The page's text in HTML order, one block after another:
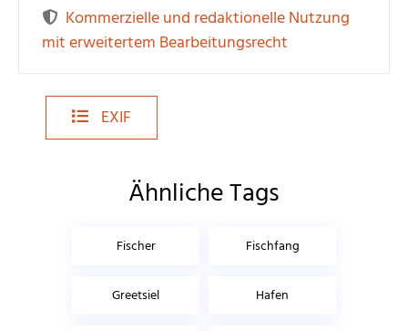
Kommerzielle und redaktionelle Nutzung
mit erweitertem Bearbeitungsrecht
EXIF
Ähnliche Tags
Fischer Fischfang
Greetsiel Hafen